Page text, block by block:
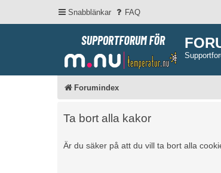
Snabblänkar FAQ
Forumindex
Ta bort alla kakor
Är du säker på att du vill ta bort alla